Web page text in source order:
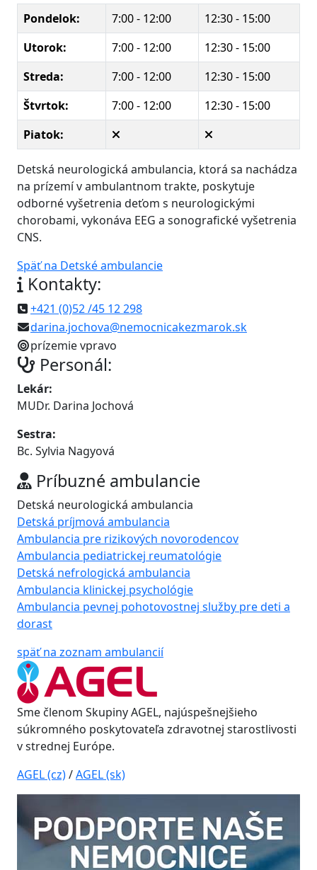
Pondelok: 7:00 - 12:00
12:30 - 15:00
Utorok:
7:00 - 12:00
12:30 - 15:00
Streda:
7:00 - 12:00
12:30 - 15:00
Štvrtok:
7:00 - 12:00
12:30 - 15:00
Piatok:
Detská neurologická ambulancia, ktorá sa nachádza
na prízemí v ambulantnom trakte, poskytuje
odborné vyšetrenia deťom s neurologickými
chorobami, vykonáva EEG a sonografické vyšetrenia
CNS.
Späť na Detské ambulancie
Kontakty:
+421 (0)52 /45 12 298
darina.jochova@nemocnicakezmarok.sk
prízemie vpravo
Personál:
Lekár:
MUDr. Darina Jochová
Sestra:
Bc. Sylvia Nagyová
Príbuzné ambulancie
Detská neurologická ambulancia
Detská príjmová ambulancia
Ambulancia pre rizikových novorodencov
Ambulancia pediatrickej reumatológie
Detská nefrologická ambulancia
Ambulancia klinickej psychológie
Ambulancia pevnej pohotovostnej služby pre deti a
dorast
späť na zoznam ambulancií
Sme členom Skupiny AGEL, najúspešnejšieho
súkromného poskytovateľa zdravotnej starostlivosti
v strednej Európe.
AGEL (cz)/AGEL (sk)